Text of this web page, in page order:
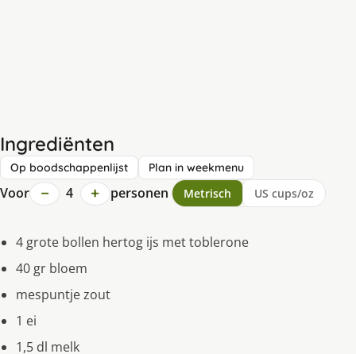
Ingrediënten
Op boodschappenlijst Plan in weekmenu
Voor − 4 + personen Metrisch US cups/oz
4 grote bollen hertog ijs met toblerone
40 gr bloem
mespuntje zout
1 ei
1,5 dl melk